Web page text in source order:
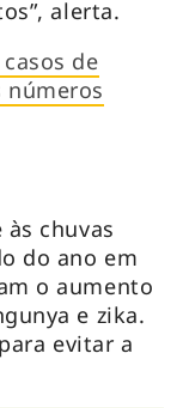
alerta.
de
números
chuvas
do ano em
o aumento
e zika.
evitar a